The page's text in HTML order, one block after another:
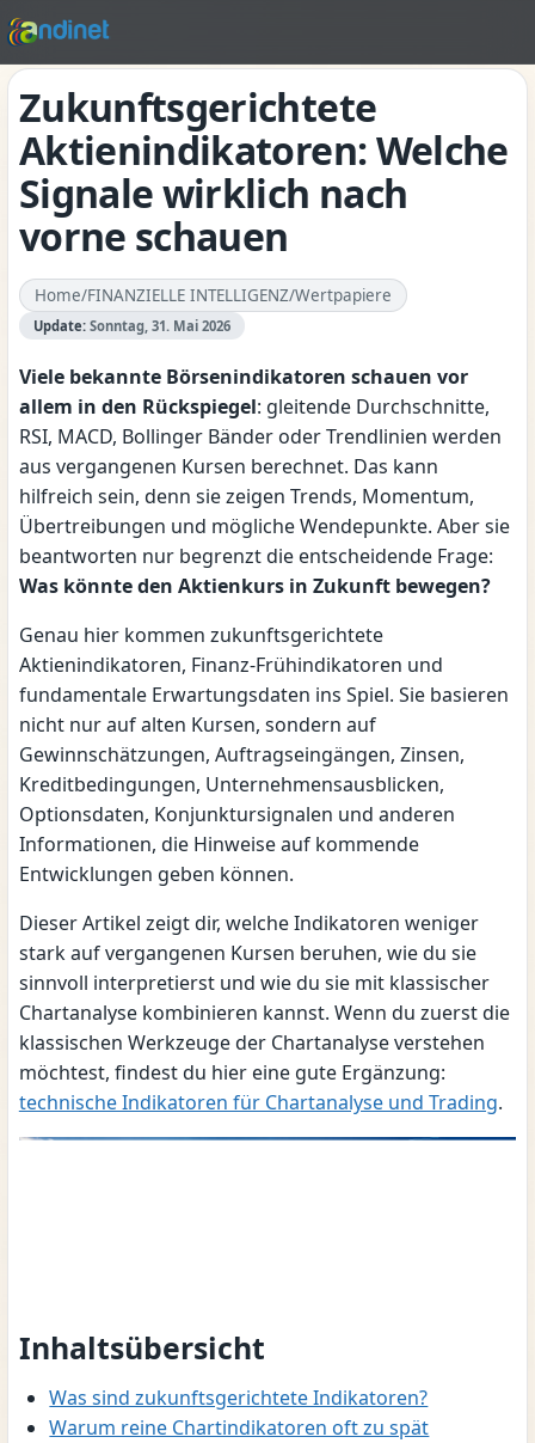
Zukunftsgerichtete
Aktienindikatoren: Welche
Signale wirklich nach
vorne schauen
Home/FINANZIELLE INTELLIGENZ/Wertpapiere
Update:Sonntag, 31. Mai 2026
Viele bekannte Börsenindikatoren schauen vor
allem in den Rückspiegel: gleitende Durchschnitte,
RSI, MACD, Bollinger Bänder oder Trendlinien werden
aus vergangenen Kursen berechnet. Das kann
hilfreich sein, denn sie zeigen Trends, Momentum,
Übertreibungen und mögliche Wendepunkte. Aber sie
beantworten nur begrenzt die entscheidende Frage:
Was könnte den Aktienkurs in Zukunft bewegen?
Genau hier kommen zukunftsgerichtete
Aktienindikatoren, Finanz-Frühindikatoren und
fundamentale Erwartungsdaten ins Spiel. Sie basieren
nicht nur auf alten Kursen, sondern auf
Gewinnschätzungen, Auftragseingängen, Zinsen,
Kreditbedingungen, Unternehmensausblicken,
Optionsdaten, Konjunktursignalen und anderen
Informationen, die Hinweise auf kommende
Entwicklungen geben können.
Dieser Artikel zeigt dir, welche Indikatoren weniger
stark auf vergangenen Kursen beruhen, wie du sie
sinnvoll interpretierst und wie du sie mit klassischer
Chartanalyse kombinieren kannst. Wenn du zuerst die
klassischen Werkzeuge der Chartanalyse verstehen
möchtest, findest du hier eine gute Ergänzung:
technische Indikatoren für Chartanalyse und Trading.
Inhaltsübersicht
Was sind zukunftsgerichtete Indikatoren?
Warum reine Chartindikatoren oft zu spät